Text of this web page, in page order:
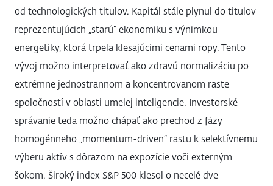
od technologických titulov. Kapitál stále plynul do titulov
reprezentujúcich „starú“ ekonomiku s výnimkou
energetiky, ktorá trpela klesajúcimi cenami ropy. Tento
vývoj možno interpretovať ako zdravú normalizáciu po
extrémne jednostrannom a koncentrovanom raste
spoločností v oblasti umelej inteligencie. Investorské
správanie teda možno chápať ako prechod z fázy
homogénneho „momentum-driven“ rastu k selektívnemu
výberu aktív s dôrazom na expozície voči externým
šokom. Široký index S&P 500 klesol o necelé dve